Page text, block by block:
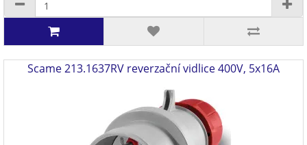
Scame 213.1637RV reverzační vidlice 400V, 5x16A